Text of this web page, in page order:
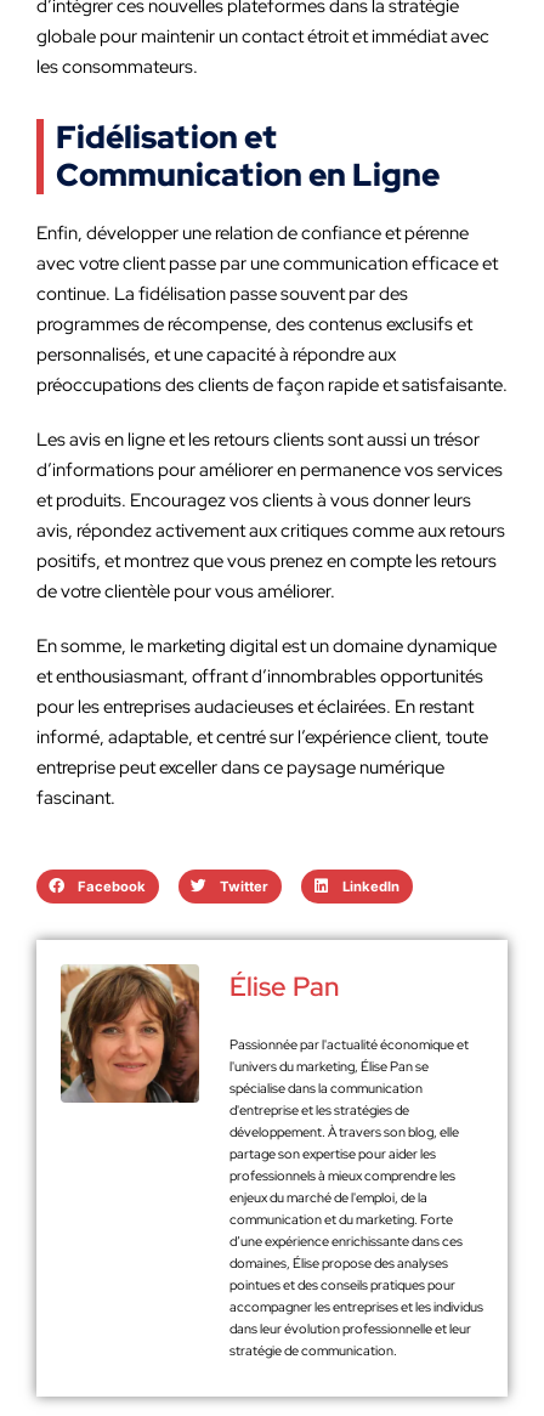
d’intégrer ces nouvelles plateformes dans la stratégie
globale pour maintenir un contact étroit et immédiat avec
les consommateurs.
Fidélisation et
Communication en Ligne
Enfin, développer une relation de confiance et pérenne
avec votre client passe par une communication efficace et
continue. La fidélisation passe souvent par des
programmes de récompense, des contenus exclusifs et
personnalisés, et une capacité à répondre aux
préoccupations des clients de façon rapide et satisfaisante.
Les avis en ligne et les retours clients sont aussi un trésor
d’informations pour améliorer en permanence vos services
et produits. Encouragez vos clients à vous donner leurs
avis, répondez activement aux critiques comme aux retours
positifs, et montrez que vous prenez en compte les retours
de votre clientèle pour vous améliorer.
En somme, le marketing digital est un domaine dynamique
et enthousiasmant, offrant d’innombrables opportunités
pour les entreprises audacieuses et éclairées. En restant
informé, adaptable, et centré sur l’expérience client, toute
entreprise peut exceller dans ce paysage numérique
fascinant.
Facebook Twitter LinkedIn
Élise Pan
Passionnée par l'actualité économique et
l'univers du marketing, Élise Pan se
spécialise dans la communication
d'entreprise et les stratégies de
développement. À travers son blog, elle
partage son expertise pour aider les
professionnels à mieux comprendre les
enjeux du marché de l'emploi, de la
communication et du marketing. Forte
d’une expérience enrichissante dans ces
domaines, Élise propose des analyses
pointues et des conseils pratiques pour
accompagner les entreprises et les individus
dans leur évolution professionnelle et leur
stratégie de communication.